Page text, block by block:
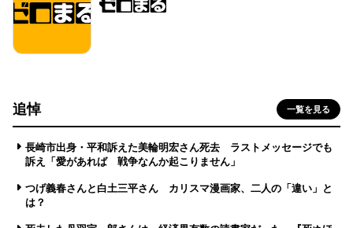
追悼 一覧を見る
長崎市出身・平和訴えた美輪明宏さん死去 ラストメッセージでも
訴え「愛があれば 戦争なんか起こりません」
つげ義春さんと白土三平さん カリスマ漫画家、二人の「違い」と
は？